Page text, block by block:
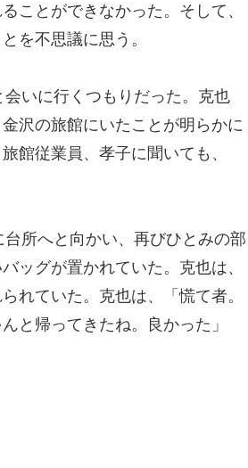
ことができなかった。そして、
を不思議に思う。
いに行くつもりだった。克也
沢の旅館にいたことが明らかに
館従業員、孝子に聞いても、
所へと向かい、再びひとみの部
ッグが置かれていた。克也は、
れていた。克也は、「慌て者。
と帰ってきたね。良かった」